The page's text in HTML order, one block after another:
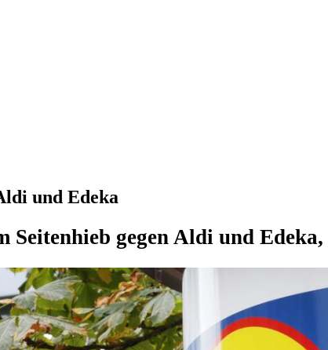
und Edeka
Seitenhieb gegen Aldi und